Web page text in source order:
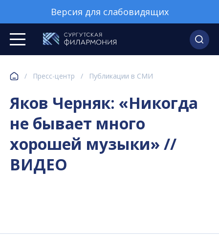
Версия для слабовидящих
/ Пресс-центр / Публикации в СМИ
Яков Черняк: «Никогда
не бывает много
хорошей музыки» //
ВИДЕО